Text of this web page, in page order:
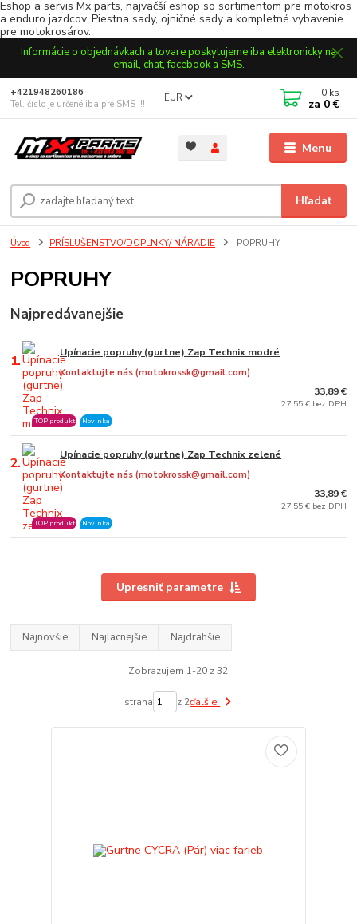
Eshop a servis Mx parts, najväčší eshop so sortimentom pre motokros
a enduro jazdcov. Piestna sady, ojničné sady a kompletné vybavenie
pre motokrosárov.
Informácie o objednávkach a tovare poskytujeme iba elektronicky na
email, chat, facebook a SMS.
Menu
EUR
Hľadať
+421948260186
Tel. číslo je určené iba pre SMS !!!
0 ks
za 0 €
Úvod PRÍSLUŠENSTVO/DOPLNKY/ NÁRADIE POPRUHY
POPRUHY
Najpredávanejšie
1. Upínacie popruhy (gurtne) Zap Technix modré
Kontaktujte nás (motokrossk@gmail.com)
TOP produkt Novinka
33,89 €
27,55 € bez DPH
2. Upínacie popruhy (gurtne) Zap Technix zelené
Kontaktujte nás (motokrossk@gmail.com)
TOP produkt Novinka
33,89 €
27,55 € bez DPH
Upresniť parametre
Najnovšie Najlacnejšie Najdrahšie
Zobrazujem 1-20 z 32
strana z 2ďalšie